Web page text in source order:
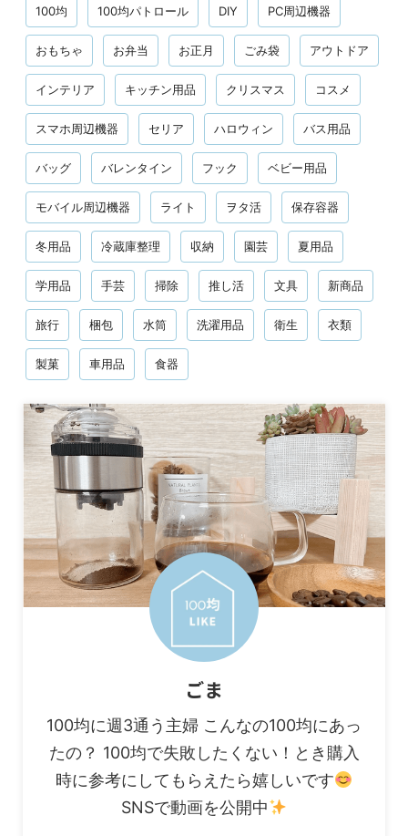
100均 100均パトロール DIY PC周辺機器
おもちゃ お弁当 お正月 ごみ袋 アウトドア
インテリア キッチン用品 クリスマス コスメ
スマホ周辺機器 セリア ハロウィン バス用品
バッグ バレンタイン フック ベビー用品
モバイル周辺機器 ライト ヲタ活 保存容器
冬用品 冷蔵庫整理 収納 園芸 夏用品
学用品 手芸 掃除 推し活 文具 新商品
旅行 梱包 水筒 洗濯用品 衛生 衣類
製菓 車用品 食器
ごま
100均に週3通う主婦 こんなの100均にあっ
たの？ 100均で失敗したくない！とき購入
時に参考にしてもらえたら嬉しいです
SNSで動画を公開中